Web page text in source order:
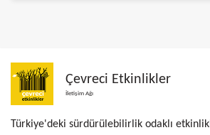
Çevreci Etkinlikler
İletişim Ağı
Türkiye'deki sürdürülebilirlik odaklı